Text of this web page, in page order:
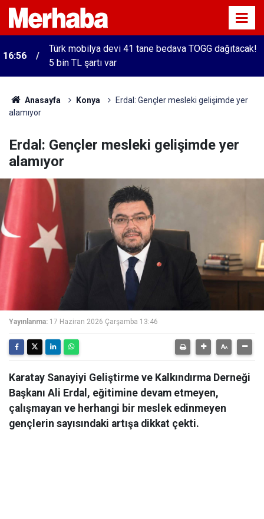
16:56
Türk mobilya devi 41 tane bedava TOGG dağıtacak!
5 bin TL şartı var
Anasayfa Konya
Erdal: Gençler mesleki gelişimde yer
alamıyor
Erdal: Gençler mesleki gelişimde yer
alamıyor
Yayınlanma: 17 Haziran 2026 Çarşamba 13:46
Karatay Sanayiyi Geliştirme ve Kalkındırma Derneği
Başkanı Ali Erdal, eğitimine devam etmeyen,
çalışmayan ve herhangi bir meslek edinmeyen
gençlerin sayısındaki artışa dikkat çekti.